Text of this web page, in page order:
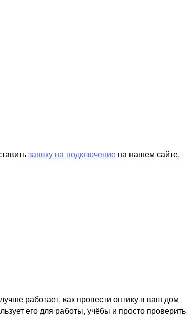
заявку на подключение на нашем сайте,
работает, как провести оптику в ваш дом
его для работы, учёбы и просто проверить